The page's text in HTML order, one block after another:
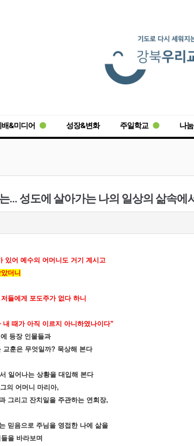
&미디어 성장&변화 주일학교 나눔
있어 예수의 어머니도 거기 계시고
더니
들에게 포도주가 없다 하니
때가 아직 이르지 아니하였나이다”
등장 인물들과
교훈은 무엇일까? 묵상해 본다
일어나는 상황을 대입해 본다
의 어머니 마리아,
그리고 잔치일을 주관하는 연회장,
믿음으로 주님을 영접한 나에 삶을
을 바라보며